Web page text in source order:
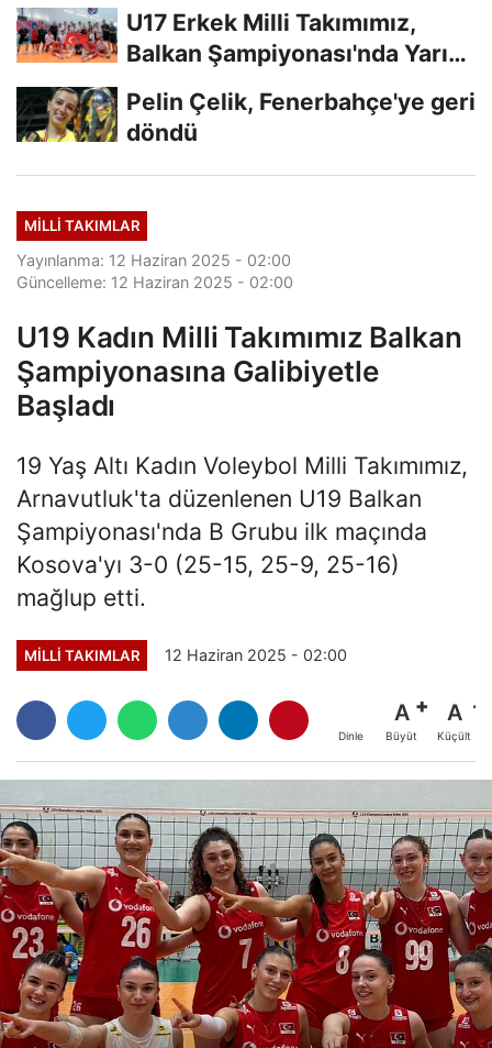
U17 Erkek Milli Takımımız,
Balkan Şampiyonası'nda Yarı
Pelin Çelik, Fenerbahçe'ye geri
döndü
MILLI TAKIMLAR
Yayınlanma: 12 Haziran 2025 - 02:00
Güncelleme: 12 Haziran 2025 - 02:00
U19 Kadın Milli Takımımız Balkan
Şampiyonasına Galibiyetle
Başladı
19 Yaş Altı Kadın Voleybol Milli Takımımız,
Arnavutluk'ta düzenlenen U19 Balkan
Şampiyonası'nda B Grubu ilk maçında
Kosova'yı 3-0 (25-15, 25-9, 25-16)
mağlup etti.
MILLI TAKIMLAR 12 Haziran 2025 - 02:00
Dinle
A
Büyüt
A
Küçült